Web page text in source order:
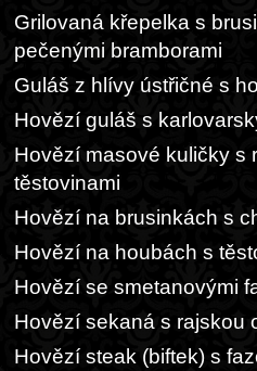
Grilovaná křepelka s
pečenými bramborami
Guláš z hlívy ústřičné s
Hovězí guláš s
Hovězí masové kuličky s
těstovinami
Hovězí na brusinkách s
Hovězí na houbách s
Hovězí se smetanovými
Hovězí sekaná s rajskou
Hovězí steak (biftek) s